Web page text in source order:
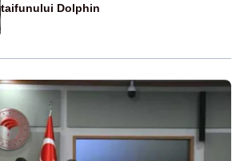
taifunului Dolphin